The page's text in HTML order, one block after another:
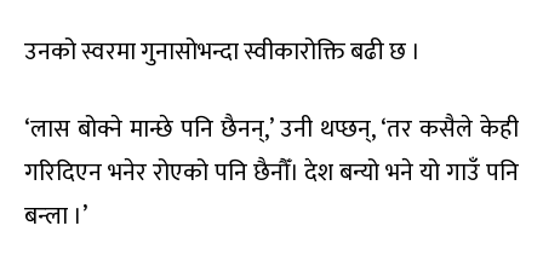
उनको स्वरमा गुनासोभन्दा स्वीकारोक्ति बढी छ ।
‘लास बोक्ने मान्छे पनि छैनन्,’ उनी थप्छन्, ‘तर कसैले केही
गरिदिएन भनेर रोएको पनि छैनौँ। देश बन्यो भने यो गाउँ पनि
बन्ला ।’